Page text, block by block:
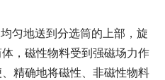
匀地送到分选筒的上部，旋
，磁性物料受到强磁场力作
精确地将磁性、非磁性物料